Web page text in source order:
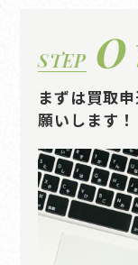
STEP
まずは買取
願いします！